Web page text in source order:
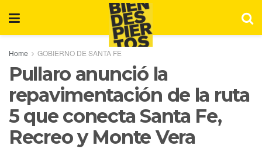
Home GOBIERNO DE SANTA FE
Pullaro anunció la
repavimentación de la ruta
5 que conecta Santa Fe,
Recreo y Monte Vera